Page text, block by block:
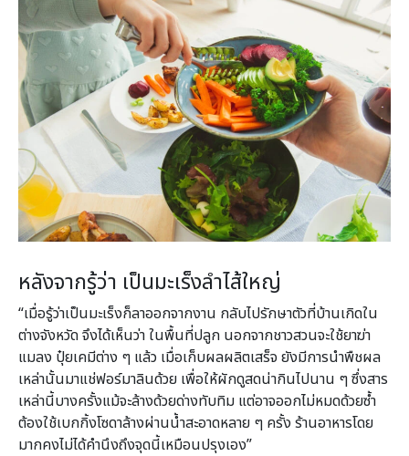
หลังจากรู้ว่า เป็นมะเร็งลำไส้ใหญ่
“เมื่อรู้ว่าเป็นมะเร็งก็ลาออกจากงาน กลับไปรักษาตัวที่บ้านเกิดใน
ต่างจังหวัด จึงได้เห็นว่า ในพื้นที่ปลูก นอกจากชาวสวนจะใช้ยาฆ่า
แมลง ปุ๋ยเคมีต่าง ๆ แล้ว เมื่อเก็บผลผลิตเสร็จ ยังมีการนำพืชผล
เหล่านั้นมาแช่ฟอร์มาลินด้วย เพื่อให้ผักดูสดน่ากินไปนาน ๆ ซึ่งสาร
เหล่านี้บางครั้งแม้จะล้างด้วยด่างทับทิม แต่อาจออกไม่หมดด้วยซ้ำ
ต้องใช้เบกกิ้งโซดาล้างผ่านน้ำสะอาดหลาย ๆ ครั้ง ร้านอาหารโดย
มากคงไม่ได้คำนึงถึงจุดนี้เหมือนปรุงเอง”